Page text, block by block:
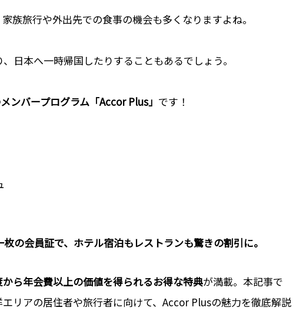
族旅行や外出先での食事の機会も多くなりますよね。
日本へ一時帰国したりすることもあるでしょう。
ンバープログラム「Accor Plus」 です！
の会員証で、ホテル宿泊もレストランも驚きの割引に。
ら年会費以上の価値を得られるお得な特典が満載。本記事で
リアの居住者や旅行者に向けて、Accor Plusの魅力を徹底解説